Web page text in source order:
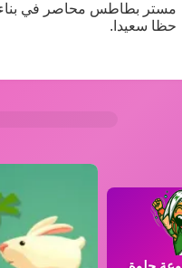
مستر بطاطس محاصر في بناء
حظا سعيدا.